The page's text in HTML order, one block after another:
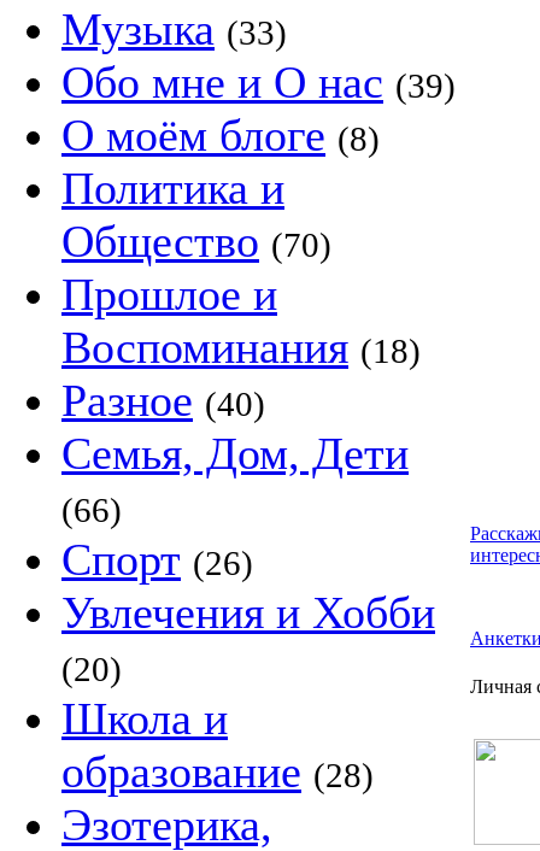
Музыка (33)
Обо мне и О нас (39)
О моём блоге (8)
Политика и
Общество (70)
Прошлое и
Воспоминания (18)
Разное (40)
Семья, Дом, Дети
(66)
Спорт (26)
Увлечения и Хобби
(20)
Школа и
образование (28)
Эзотерика,
Личная